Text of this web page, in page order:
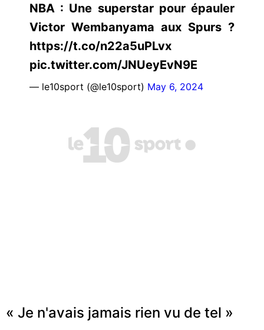
NBA : Une superstar pour épauler
Victor Wembanyama aux Spurs ?
https://t.co/n22a5uPLvx
pic.twitter.com/JNUeyEvN9E
— le10sport (@le10sport) May 6, 2024
« Je n'avais jamais rien vu de tel »